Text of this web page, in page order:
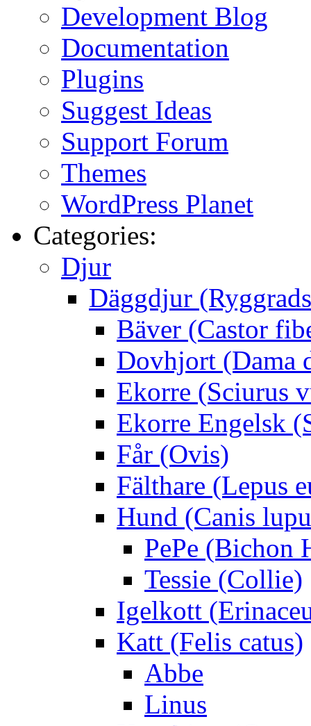
Development Blog
Documentation
Plugins
Suggest Ideas
Support Forum
Themes
WordPress Planet
Categories:
Djur
Däggdjur
Bäver (Castor
Dovhjort (Dama
Ekorre (Sciurus
Ekorre Engelsk
Får (Ovis)
Fälthare (Lepus
Hund (Canis
PePe (Bichon
Tessie (Collie)
Igelkott
Katt (Felis catus)
Abbe
Linus